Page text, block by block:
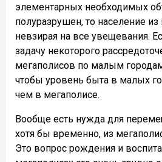
элементарных необходимых
полуразрушен, то население из
невзирая на все увещевания.
задачу некоторого
мегаполисов по малым
чтобы уровень быта в малых
чем в мегаполисе.
Вообще есть нужда для
хотя бы временно, из
Это вопрос рождения и